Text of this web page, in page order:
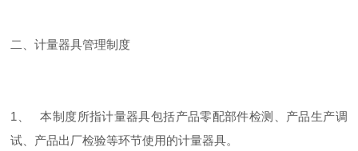
二、计量器具管理制度
1、 本制度所指计量器具包括产品零配部件检测、产品生产调
试、产品出厂检验等环节使用的计量器具。